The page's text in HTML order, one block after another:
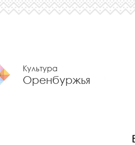
Культура
Оренбуржья